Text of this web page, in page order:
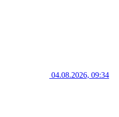
04.08.2026, 09:34